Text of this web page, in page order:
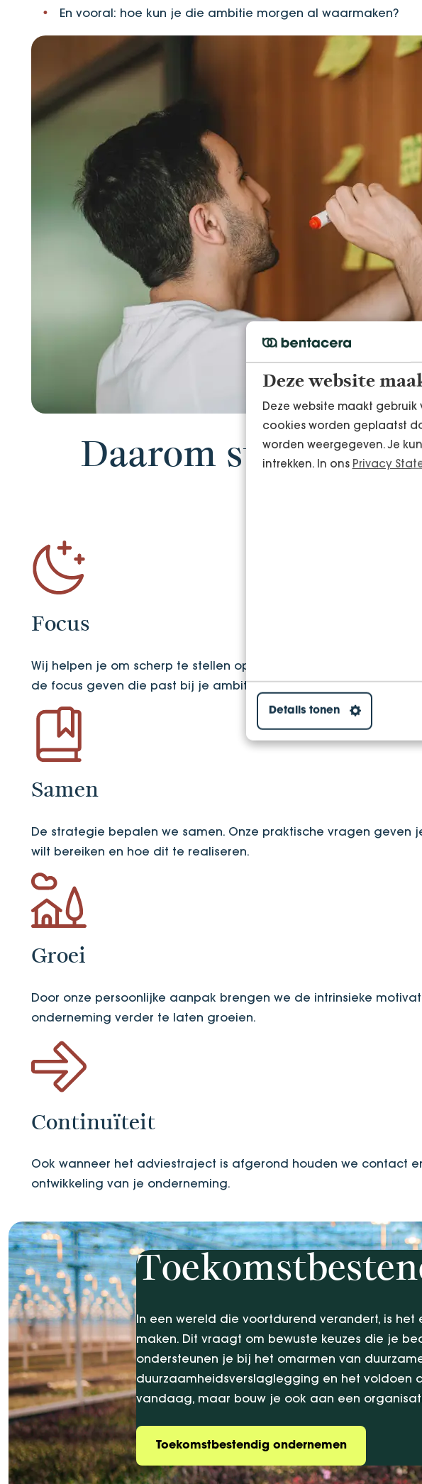
Deze website
Deze website maakt
cookies worden geplaatst
worden weergegeven. Je
intrekken. In ons Privacy
Details tonen
En vooral: hoe kun je die ambitie morgen al waarmaken?
Daarom
Focus
Wij helpen je om scherp te stellen op datgene wat voor jou echt
de focus geven die past bij je ambities.
Samen
De strategie bepalen we samen. Onze praktische vragen
wilt bereiken en hoe dit te realiseren.
Groei
Door onze persoonlijke aanpak brengen we de intrinsieke
onderneming verder te laten groeien.
Continuïteit
Ook wanneer het adviestraject is afgerond houden we contact
ontwikkeling van je onderneming.
In een wereld die voortdurend verandert, is
maken. Dit vraagt om bewuste keuzes die je
ondersteunen je bij het omarmen van
duurzaamheidsverslaglegging en het voldoen
vandaag, maar bouw je ook aan een
Toekomstbestendig ondernemen